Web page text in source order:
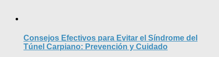
Consejos Efectivos para Evitar el Síndrome del
Túnel Carpiano: Prevención y Cuidado